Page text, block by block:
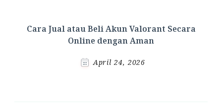
Cara Jual atau Beli Akun Valorant Secara
Online dengan Aman
April 24, 2026